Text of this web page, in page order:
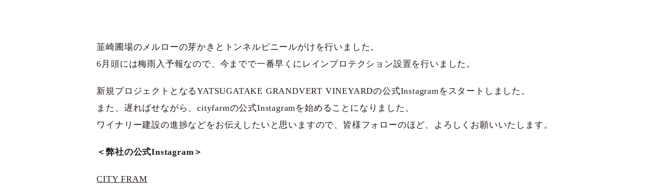
韮崎圃場のメルローの芽かきとトンネルビニールがけを行いました。
6月頭には梅雨入予報なので、今までで一番早くにレインプロテクション設置を行いました。
新規プロジェクトとなるYATSUGATAKE GRANDVERT VINEYARDの公式Instagramをスタートしました。
また、遅ればせながら、cityfarmの公式Instagramを始めることになりました。
ワイナリー建設の進捗などをお伝えしたいと思いますので、皆様フォローのほど、よろしくお願いいたします。
＜弊社の公式Instagram＞
CITY FRAM